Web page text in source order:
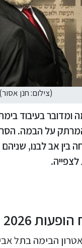
(צילום: חנן אסור)
ומדובר בעיבוד
המרתק על הבמה.
בין אב לבנו,
2026
הבימה בתל